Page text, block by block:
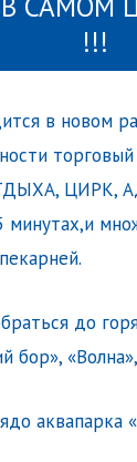
!!!
в нoвoм
ЦИРK,
минутax,и
до
бор»,
аквапарка